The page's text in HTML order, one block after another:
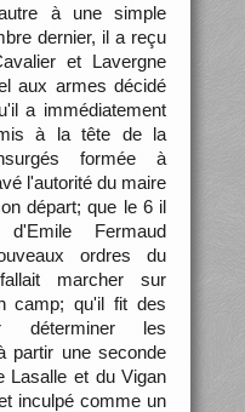
à une simple
dernier, il a reçu
et Lavergne
aux armes décidé
a immédiatement
à la tête de la
formée à
l'autorité du maire
départ; que le 6 il
Fermaud
ordres du
marcher sur
camp; qu'il fit des
déterminer les
partir une seconde
Lasalle et du Vigan
inculpé comme un